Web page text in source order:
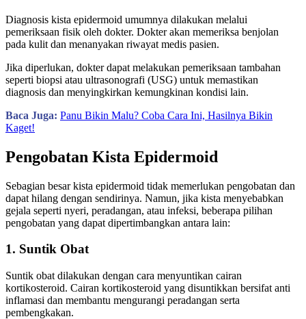
Diagnosis kista epidermoid umumnya dilakukan melalui
pemeriksaan fisik oleh dokter. Dokter akan memeriksa benjolan
pada kulit dan menanyakan riwayat medis pasien.
Jika diperlukan, dokter dapat melakukan pemeriksaan tambahan
seperti biopsi atau ultrasonografi (USG) untuk memastikan
diagnosis dan menyingkirkan kemungkinan kondisi lain.
Baca Juga: Panu Bikin Malu? Coba Cara Ini, Hasilnya Bikin
Kaget!
Pengobatan Kista Epidermoid
Sebagian besar kista epidermoid tidak memerlukan pengobatan dan
dapat hilang dengan sendirinya. Namun, jika kista menyebabkan
gejala seperti nyeri, peradangan, atau infeksi, beberapa pilihan
pengobatan yang dapat dipertimbangkan antara lain:
1. Suntik Obat
Suntik obat dilakukan dengan cara menyuntikan cairan
kortikosteroid. Cairan kortikosteroid yang disuntikkan bersifat anti
inflamasi dan membantu mengurangi peradangan serta
pembengkakan.